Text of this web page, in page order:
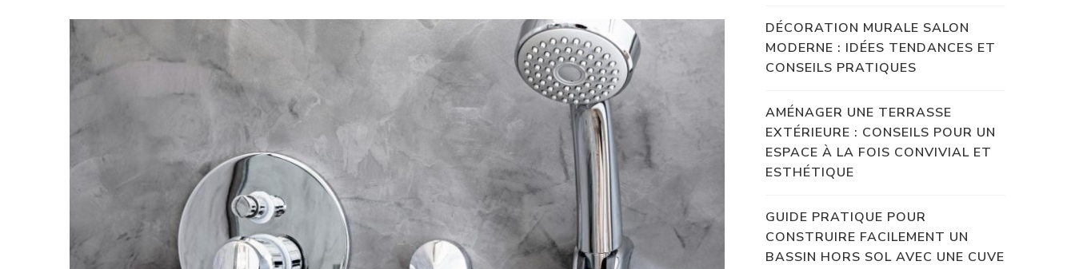
DÉCORATION MURALE SALON
MODERNE : IDÉES TENDANCES ET
CONSEILS PRATIQUES
AMÉNAGER UNE TERRASSE
EXTÉRIEURE : CONSEILS POUR UN
ESPACE À LA FOIS CONVIVIAL ET
ESTHÉTIQUE
GUIDE PRATIQUE POUR
CONSTRUIRE FACILEMENT UN
BASSIN HORS SOL AVEC UNE CUVE